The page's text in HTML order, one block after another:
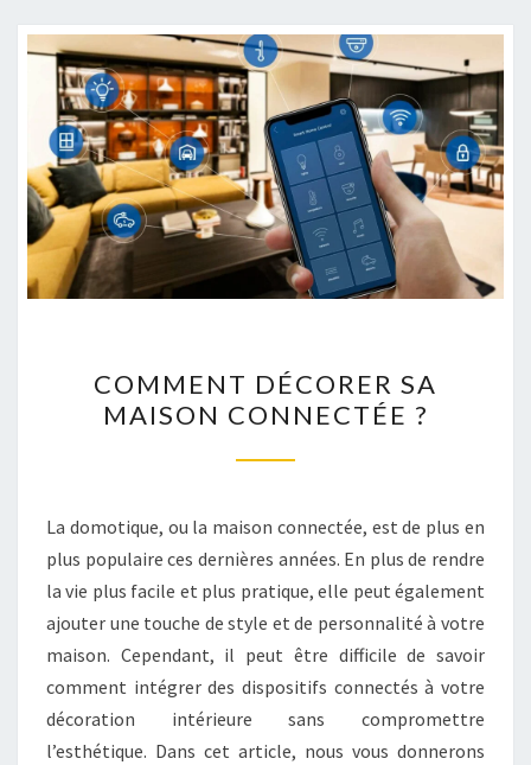
DÉCORER
SA
MAISON
?
COMMENT DÉCORER SA
MAISON CONNECTÉE ?
La domotique, ou la maison connectée, est de plus en
plus populaire ces dernières années. En plus de rendre
la vie plus facile et plus pratique, elle peut également
ajouter une touche de style et de personnalité à votre
maison. Cependant, il peut être difficile de savoir
comment intégrer des dispositifs connectés à votre
décoration intérieure sans compromettre
l’esthétique. Dans cet article, nous vous donnerons